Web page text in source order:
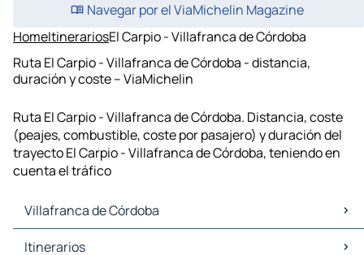
Navegar por el ViaMichelin Magazine
HomeItinerariosEl Carpio - Villafranca de Córdoba
Ruta El Carpio - Villafranca de Córdoba - distancia,
duración y coste – ViaMichelin
Ruta El Carpio - Villafranca de Córdoba. Distancia, coste
(peajes, combustible, coste por pasajero) y duración del
trayecto El Carpio - Villafranca de Córdoba, teniendo en
cuenta el tráfico
Villafranca de Córdoba
Villafranca de Córdoba Mapas Planos
Itinerarios